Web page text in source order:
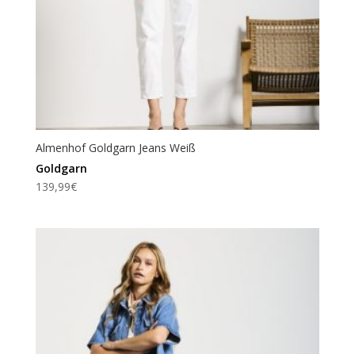
Almenhof Goldgarn Jeans Weiß
Goldgarn
139,99€